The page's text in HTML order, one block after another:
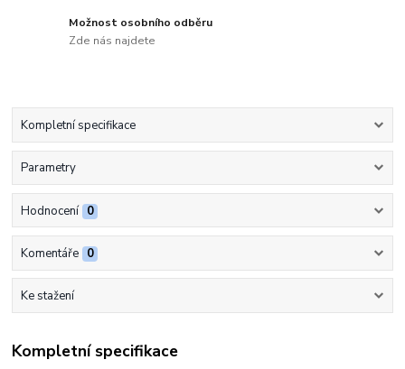
Možnost osobního odběru
Zde nás najdete
Kompletní specifikace
Parametry
Hodnocení 0
Komentáře 0
Ke stažení
Kompletní specifikace